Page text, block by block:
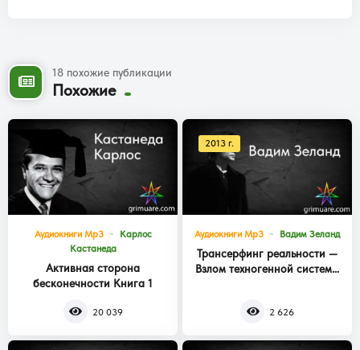
18 похожие публикации
Похожие
Аудиокниги Mp3
Карлос
Кастанеда
Активная сторона
бесконечности Книга 1
20 039
2013 г.
Аудиокниги Mp3 Вадим Зеланд
Трансерфинг реальности —
Взлом техногенной системы
2 626